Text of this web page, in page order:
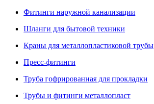
Фитинги наружной канализации
Шланги для бытовой техники
Краны для металлопластиковой трубы
Пресс-фитинги
Труба гофрированная для прокладки
Трубы и фитинги металлопласт